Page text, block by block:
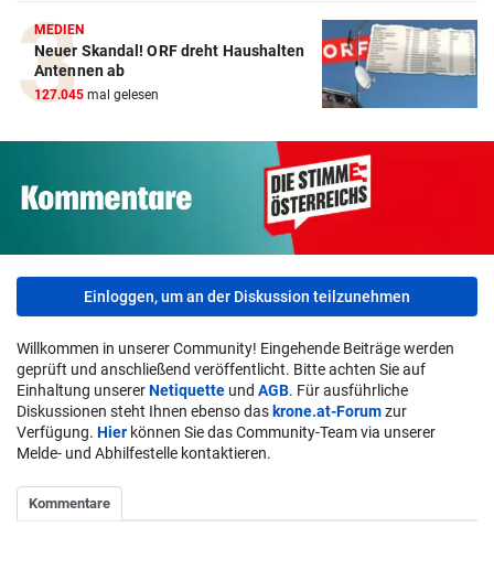
MEDIEN
Neuer Skandal! ORF dreht Haushalten
Antennen ab
127.045 mal gelesen
Einloggen, um an der Diskussion teilzunehmen
Willkommen in unserer Community! Eingehende Beiträge werden
geprüft und anschließend veröffentlicht. Bitte achten Sie auf
Einhaltung unsererNetiquette und AGB. Für ausführliche
Diskussionen steht Ihnen ebenso das krone.at-Forumzur
Verfügung. Hier können Sie das Community-Team via unserer
Melde- und Abhilfestelle kontaktieren.